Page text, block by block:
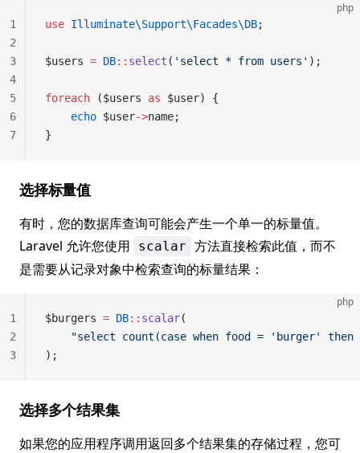
php
use Illuminate\Support\Facades\DB;
$users = DB:: select ( 'select * from users' );
foreach ($users as $user) {
    echo
$user->name;
}
1
2
3
4
5
6
7
选择标量值
有时，您的数据库查询可能会产生一个单一的标量值。
Laravel 允许您使用
scalar 方法直接检索此值，而不
是需要从记录对象中检索查询的标量结果：
php
$burgers = DB:: scalar(
"select count(case when food = 'burger' then
);
1
2
3
选择多个结果集
如果您的应用程序调用返回多个结果集的存储过程，您可